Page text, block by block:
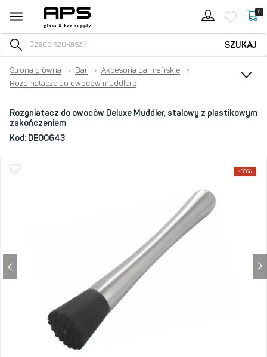
0
SZUKAJ
Strona główna › Bar › Akcesoria barmańskie
›
Rozgniatacze do owoców muddlers
Rozgniatacz do owoców Deluxe Muddler, stalowy z plastikowym
zakończeniem
Kod: DE00643
-30%